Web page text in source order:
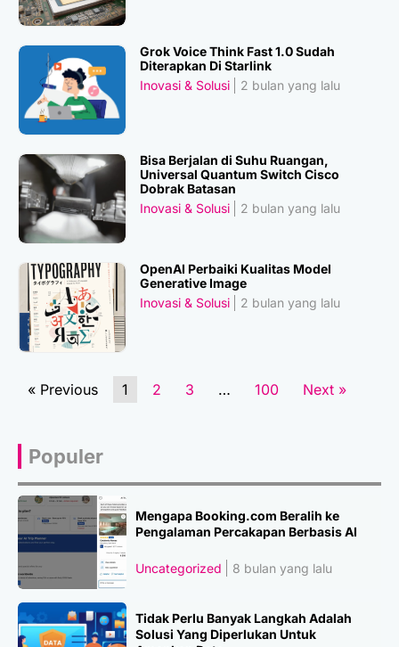
Grok Voice Think Fast 1.0 Sudah
Diterapkan Di Starlink
Inovasi & Solusi
2 bulan yang lalu
Bisa Berjalan di Suhu Ruangan,
Universal Quantum Switch Cisco
Dobrak Batasan
Inovasi & Solusi
2 bulan yang lalu
OpenAI Perbaiki Kualitas Model
Generative Image
Inovasi & Solusi
2 bulan yang lalu
« Previous 1 2 3 … 100 Next »
Populer
Mengapa Booking.com Beralih ke
Pengalaman Percakapan Berbasis AI
Uncategorized 8 bulan yang lalu
Tidak Perlu Banyak Langkah Adalah
Solusi Yang Diperlukan Untuk